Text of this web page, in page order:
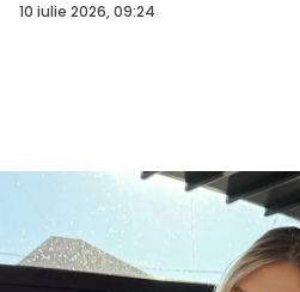
10 iulie 2026, 09:24